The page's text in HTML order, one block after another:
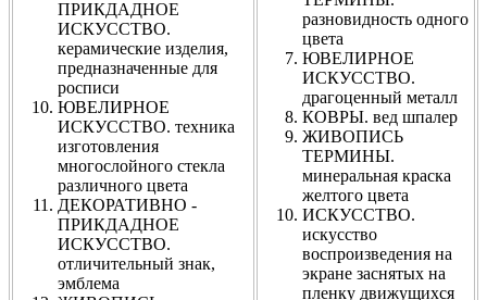
ПРИКДАДНОЕ
ИСКУССТВО.
керамические изделия,
предназначенные для
росписи
ЮВЕЛИРНОЕ
ИСКУССТВО. техника
изготовления
многослойного стекла
различного цвета
ДЕКОРАТИВНО -
ПРИКДАДНОЕ
ИСКУССТВО.
отличительный знак,
эмблема
разновидность одного
цвета
ЮВЕЛИРНОЕ
ИСКУССТВО.
драгоценный металл
КОВРЫ. вед шпалер
ЖИВОПИСЬ
ТЕРМИНЫ.
минеральная краска
желтого цвета
ИСКУССТВО.
искусство
воспроизведения на
экране заснятых на
пленку движущихся